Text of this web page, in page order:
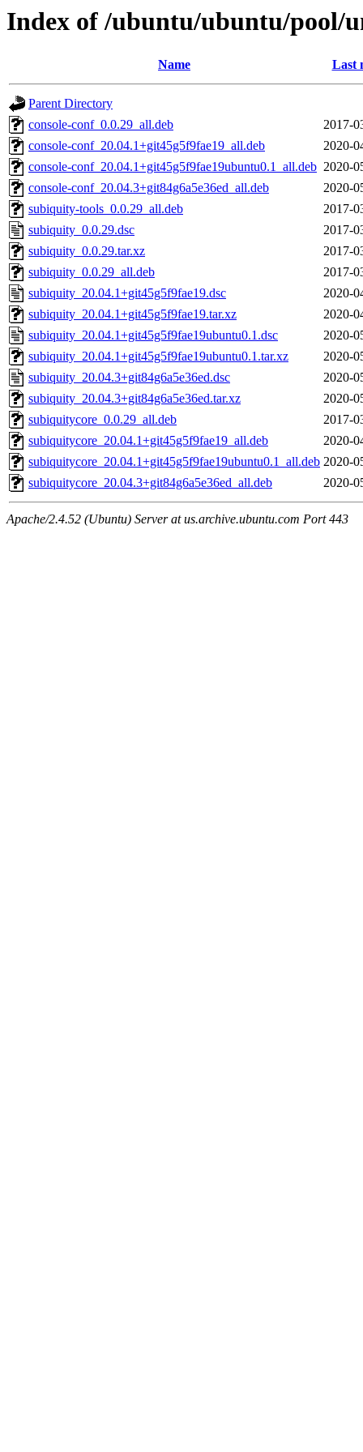
Index of /ubuntu/ubuntu/pool/
Name Last
Parent Directory
console-conf_0.0.29_all.deb
2017-
console-conf_20.04.1+git45g5f9fae19_all.deb
2020-
console-conf_20.04.1+git45g5f9fae19ubuntu0.1_all.deb 2020-
console-conf_20.04.3+git84g6a5e36ed_all.deb
2020-
subiquity-tools_0.0.29_all.deb
2017-
subiquity_0.0.29.dsc
2017-
subiquity_0.0.29.tar.xz
2017-
subiquity_0.0.29_all.deb
2017-
subiquity_20.04.1+git45g5f9fae19.dsc
2020-
subiquity_20.04.1+git45g5f9fae19.tar.xz
2020-
subiquity_20.04.1+git45g5f9fae19ubuntu0.1.dsc
2020-
subiquity_20.04.1+git45g5f9fae19ubuntu0.1.tar.xz
2020-
subiquity_20.04.3+git84g6a5e36ed.dsc
2020-
subiquity_20.04.3+git84g6a5e36ed.tar.xz
2020-
subiquitycore_0.0.29_all.deb
2017-
subiquitycore_20.04.1+git45g5f9fae19_all.deb
2020-
subiquitycore_20.04.1+git45g5f9fae19ubuntu0.1_all.deb 2020-
subiquitycore_20.04.3+git84g6a5e36ed_all.deb
2020-
Apache/2.4.52 (Ubuntu) Server at us.archive.ubuntu.com Port 443